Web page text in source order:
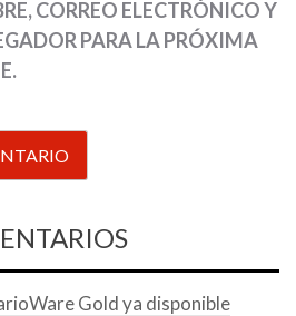
CORREO ELECTRÓNICO Y
PARA LA PRÓXIMA
Gold ya disponible